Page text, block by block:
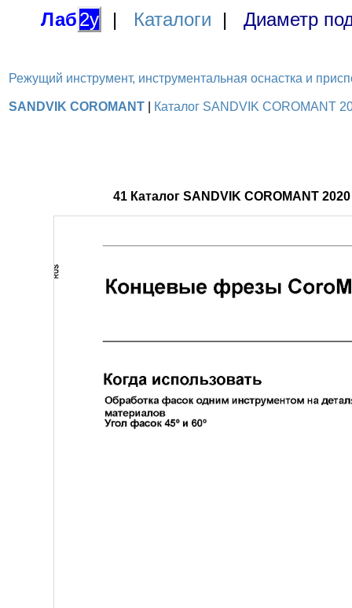
Лаб2у | Каталоги | Диаметр
Режущий инструмент, инструментальная оснастка и
SANDVIK COROMANT Каталог SANDVIK COROMANT
41 Каталог SANDVIK COROMANT